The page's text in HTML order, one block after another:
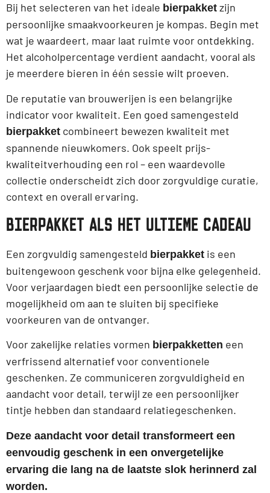
Bij het selecteren van het ideale bierpakket zijn
persoonlijke smaakvoorkeuren je kompas. Begin met
wat je waardeert, maar laat ruimte voor ontdekking.
Het alcoholpercentage verdient aandacht, vooral als
je meerdere bieren in één sessie wilt proeven.
De reputatie van brouwerijen is een belangrijke
indicator voor kwaliteit. Een goed samengesteld
bierpakket combineert bewezen kwaliteit met
spannende nieuwkomers. Ook speelt prijs-
kwaliteitverhouding een rol – een waardevolle
collectie onderscheidt zich door zorgvuldige curatie,
context en overall ervaring.
BIERPAKKET ALS HET ULTIEME CADEAU
Een zorgvuldig samengesteld bierpakket is een
buitengewoon geschenk voor bijna elke gelegenheid.
Voor verjaardagen biedt een persoonlijke selectie de
mogelijkheid om aan te sluiten bij specifieke
voorkeuren van de ontvanger.
Voor zakelijke relaties vormen bierpakketten een
verfrissend alternatief voor conventionele
geschenken. Ze communiceren zorgvuldigheid en
aandacht voor detail, terwijl ze een persoonlijker
tintje hebben dan standaard relatiegeschenken.
Deze aandacht voor detail transformeert een
eenvoudig geschenk in een onvergetelijke
ervaring die lang na de laatste slok herinnerd zal
worden.